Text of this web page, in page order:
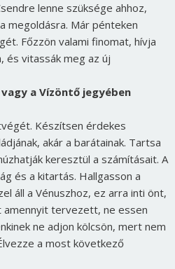
lenne szüksége ahhoz,
megoldásra. Már pénteken
Főzzön valami finomat, hívja
és vitassák meg az új
a Vízöntő jegyében
Készítsen érdekes
akár a barátainak. Tartsa
keresztül a számításait. A
és a kitartás. Hallgasson a
áll a Vénuszhoz, ez arra inti önt,
tervezett, ne essen
ne adjon kölcsön, mert nem
a most következő